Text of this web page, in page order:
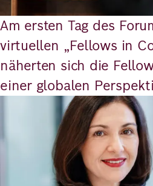
von
Weizsäcker
Forum
Veranstaltungen
Perspectives
Am ersten Tag des
virtuellen „Fellows in
näherten sich die
einer globalen